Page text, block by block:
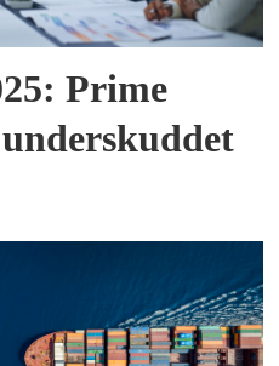
Prime